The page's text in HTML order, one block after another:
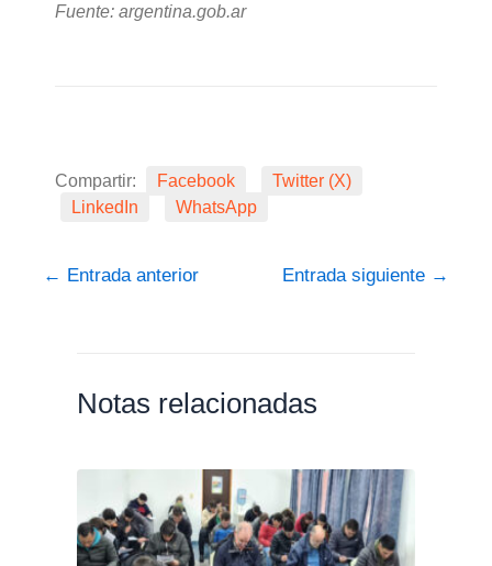
Fuente: argentina.gob.ar
Compartir: Facebook
Twitter (X)
LinkedIn
WhatsApp
← Entrada anterior Entrada siguiente →
Notas relacionadas